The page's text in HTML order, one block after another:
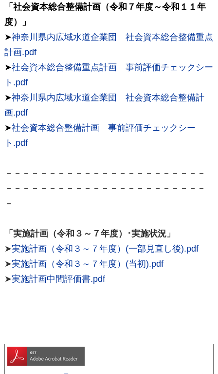
「社会資本総合整備計画（令和７年度～令和１１年
度）」
➤神奈川県内広域水道企業団 社会資本総合整備重点
計画.pdf
➤社会資本総合整備重点計画 事前評価チェックシー
ト.pdf
➤神奈川県内広域水道企業団 社会資本総合整備計
画.pdf
➤社会資本総合整備計画 事前評価チェックシー
ト.pdf
－－－－－－－－－－－－－－－－－－－－－－－
－－－－－－－－－－－－－－－－－－－－－－－
－
「実施計画（令和３～７年度）･実施状況」
➤実施計画（令和３～７年度）(一部見直し後).pdf
➤実施計画（令和３～７年度）(当初).pdf
➤実施計画中間評価書.pdf